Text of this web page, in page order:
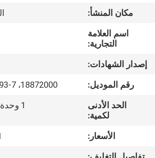
معلومات
جولة
مراقبة
مكان المنشأ:
اسم العلامة
التجارية:
إصدار الشهادات:
رقم الموديل:
18872000، S7200/GT7250/S-93-7
الحد الأدنى
لكمية:
1 وحدة/وحدات negociate
الأسعار: